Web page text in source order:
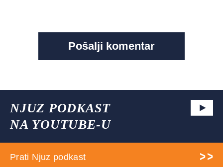
NJUZ PODKAST
NA YOUTUBE-U
Prati Njuz podkast